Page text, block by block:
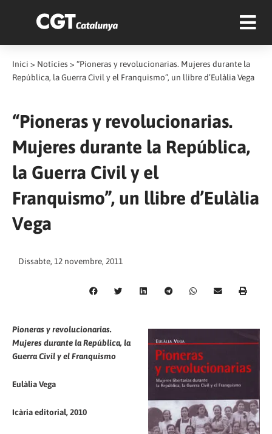
Inici > Notícies > “Pioneras y revolucionarias. Mujeres durante la
República, la Guerra Civil y el Franquismo”, un llibre d’Eulàlia Vega
“Pioneras y revolucionarias.
Mujeres durante la República,
la Guerra Civil y el
Franquismo”, un llibre d’Eulàlia
Vega
Dissabte, 12 novembre, 2011
Pioneras y revolucionarias.
Mujeres durante la República, la
Guerra Civil y el Franquismo
Eulàlia Vega
Icària editorial, 2010